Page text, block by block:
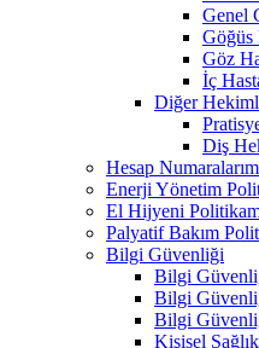
Genel
Göğüs
Göz
İç
Diğer
Diş
Hesap
Enerji Yönetim
El Hijyeni
Palyatif Bakım
Bilgi Güvenliği
Bilgi
Bilgi
Bilgi
Kişisel